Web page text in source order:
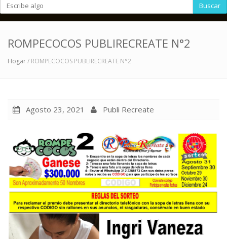
Buscar
ROMPECOCOS PUBLIRECREATE N°2
Hogar/ ROMPECOCOS PUBLIRECREATE N°2
Agosto 23, 2021 Publi Recreate